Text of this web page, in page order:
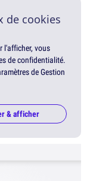
de cookies
l'afficher, vous
de confidentialité.
de Gestion
& afficher